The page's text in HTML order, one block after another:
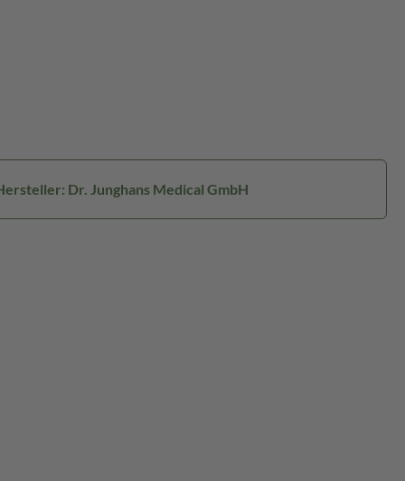
Dr. Junghans Medical GmbH